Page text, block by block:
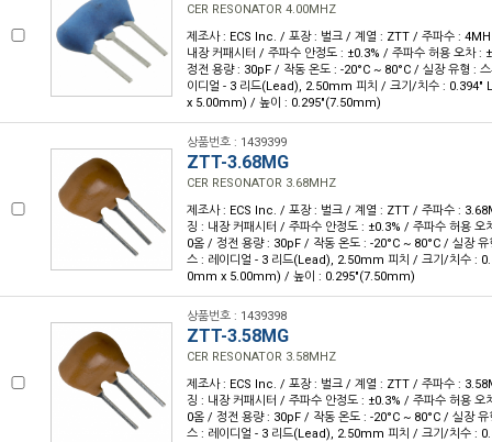
CER RESONATOR 4.00MHZ
제조사 : ECS Inc. / 포장 : 벌크 / 계열 : ZTT / 주파수 :
내장 커패시터 / 주파수 안정도 : ±0.3% / 주파수 허용 오차 :
정전 용량 : 30pF / 작동 온도 : -20°C ~ 80°C / 실장 유형 :
이디얼 - 3 리드(Lead), 2.50mm 피치 / 크기/치수 : 0.394"
x 5.00mm) / 높이 : 0.295"(7.50mm)
상품번호 : 1439399
ZTT-3.68MG
CER RESONATOR 3.68MHZ
제조사 : ECS Inc. / 포장 : 벌크 / 계열 : ZTT / 주파수 :
징 : 내장 커패시터 / 주파수 안정도 : ±0.3% / 주파수 허용
0옴 / 정전 용량 : 30pF / 작동 온도 : -20°C ~ 80°C / 실장
스 : 레이디얼 - 3 리드(Lead), 2.50mm 피치 / 크기/치수 :
0mm x 5.00mm) / 높이 : 0.295"(7.50mm)
상품번호 : 1439398
ZTT-3.58MG
CER RESONATOR 3.58MHZ
제조사 : ECS Inc. / 포장 : 벌크 / 계열 : ZTT / 주파수 :
징 : 내장 커패시터 / 주파수 안정도 : ±0.3% / 주파수 허용
0옴 / 정전 용량 : 30pF / 작동 온도 : -20°C ~ 80°C / 실장
스 : 레이디얼 - 3 리드(Lead), 2.50mm 피치 / 크기/치수 :